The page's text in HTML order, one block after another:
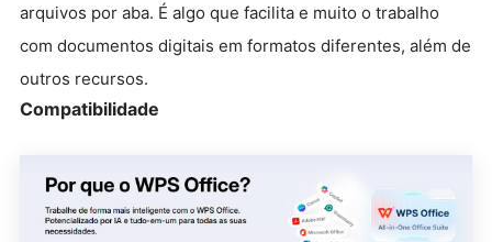
arquivos por aba. É algo que facilita e muito o trabalho
com documentos digitais em formatos diferentes, além de
outros recursos.
Compatibilidade